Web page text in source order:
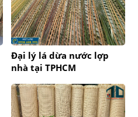
Đại lý lá dừa nước lợp
nhà tại TPHCM